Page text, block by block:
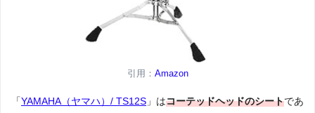
引用： Amazon
「YAMAHA（ヤマハ）/ TS12S 」はコーテッドヘッドのシートであ